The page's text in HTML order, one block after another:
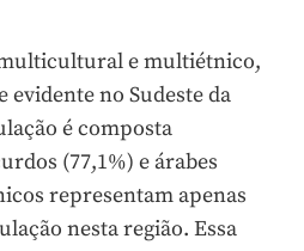
e multiétnico,
evidente no Sudeste da
é composta
(77,1%) e árabes
representam apenas
nesta região. Essa